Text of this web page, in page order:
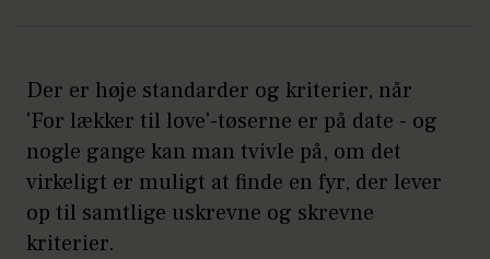
Der er høje standarder og kriterier, når
'For lækker til love'-tøserne er på date - og
nogle gange kan man tvivle på, om det
virkeligt er muligt at finde en fyr, der lever
op til samtlige uskrevne og skrevne
kriterier.